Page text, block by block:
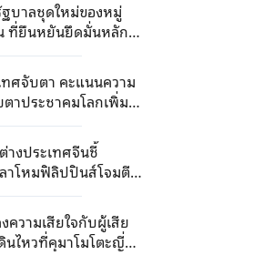
บาลชุดใหม่ของหมู่
ที่ยืนหยันยึดมั่นหลัก
างแน่วแน่
ศจับตา คะแนนความ
าประชาคมโลกเพิ่ม
างประเทศจีนชี้
าโหมฟิลิปปินส์โจมตี
จีนคัดค้านเด็ดขาด
ความเสียใจกับผู้เสีย
ไหวที่คุมาโมโตะญี่ปุ่น